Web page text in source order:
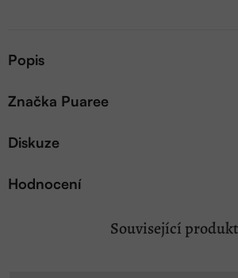
Popis
Značka Puaree
Diskuze
Hodnocení
Související